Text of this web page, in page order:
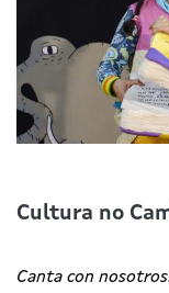
Cultura no
Canta con